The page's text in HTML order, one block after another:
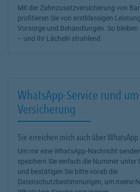
Mit der Zahnzusatzversicherung von
profitieren Sie von erstklassigen
Vorsorge und Behandlungen. So bleiben
– und Ihr Lächeln strahlend.
WhatsApp-Service rund
Versicherung
Sie erreichen mich auch über WhatsApp
Um mir eine WhatsApp-Nachricht
speichern Sie einfach die Nummer unter
und bestätigen Sie bitte vorab die
Datenschutzbestimmungen, um meine